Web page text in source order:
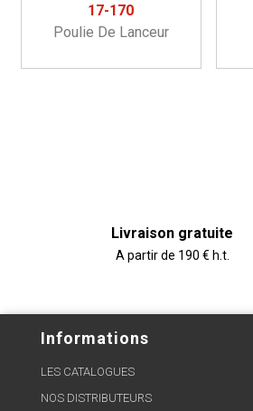
17-170
Poulie De Lanceur
Livraison gratuite
A partir de 190 € h.t.
Informations
LES CATALOGUES
NOS DISTRIBUTEURS